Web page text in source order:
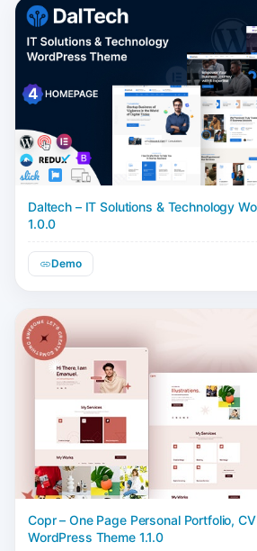
Daltech – IT Solutions & Technology
1.0.0
Demo
Copr – One Page Personal Portfolio,
WordPress Theme 1.1.0